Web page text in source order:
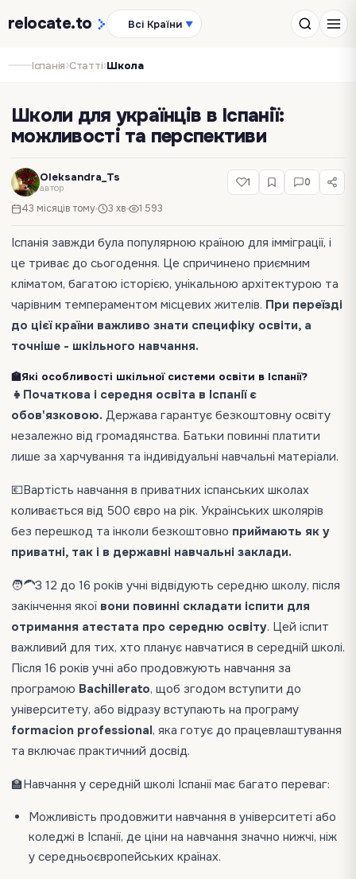
relocate.to Всі Країни ▼
Іспанія›Статті›Школа
‍Школи для українців в Іспанії:
можливості та перспективи
Oleksandra_Ts
автор
43 місяців тому 3 хв 1 593
1 0
Іспанія завжди була популярною країною для імміграції, і
це триває до сьогодення. Це спричинено приємним
кліматом, багатою історією, унікальною архітектурою та
чарівним темпераментом місцевих жителів. При переїзді
до цієї країни важливо знати специфіку освіти, а
точніше - шкільного навчання.
🏫Які особливості шкільної системи освіти в Іспанії?
👧Початкова і середня освіта в Іспанії є
обов'язковою. Держава гарантує безкоштовну освіту
незалежно від громадянства. Батьки повинні платити
лише за харчування та індивідуальні навчальні матеріали.
💶Вартість навчання в приватних іспанських школах
коливається від 500 євро на рік. Українських школярів
без перешкод та інколи безкоштовно приймають як у
приватні, так і в державні навчальні заклади.
🧑‍🦱З 12 до 16 років учні відвідують середню школу, після
закінчення якої вони повинні складати іспити для
отримання атестата про середню освіту. Цей іспит
важливий для тих, хто планує навчатися в середній школі.
Після 16 років учні або продовжують навчання за
програмою Bachillerato, щоб згодом вступити до
університету, або відразу вступають на програму
formacion professional, яка готує до працевлаштування
та включає практичний досвід.
🏫Навчання у середній школі Іспанії має багато переваг:
Можливість продовжити навчання в університеті або
коледжі в Іспанії, де ціни на навчання значно нижчі, ніж
у середньоєвропейських країнах.